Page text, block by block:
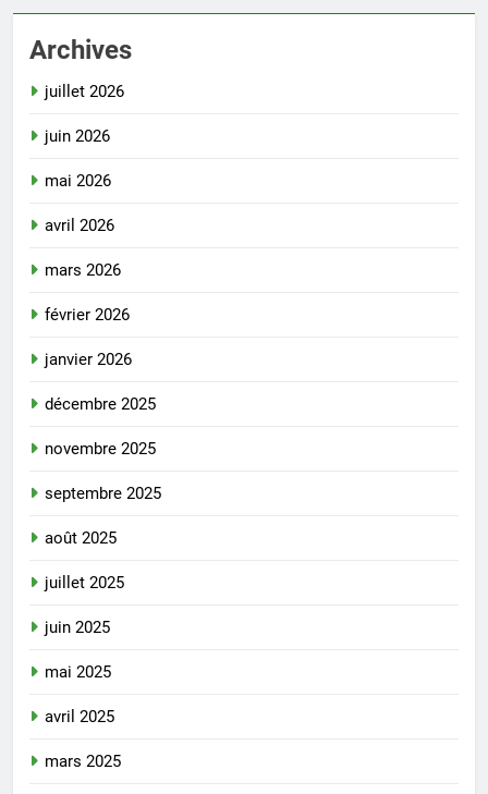
Archives
juillet 2026
juin 2026
mai 2026
avril 2026
mars 2026
février 2026
janvier 2026
décembre 2025
novembre 2025
septembre 2025
août 2025
juillet 2025
juin 2025
mai 2025
avril 2025
mars 2025